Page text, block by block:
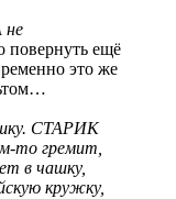
повернуть ещё
это же
СТАРИК
то гремит,
в чашку,
кружку,